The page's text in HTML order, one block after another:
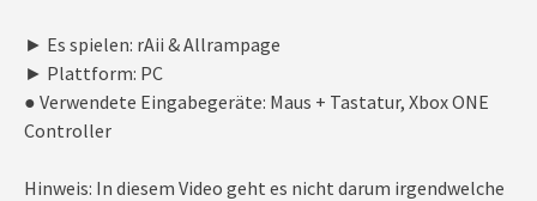
► Es spielen: rAii & Allrampage
► Plattform: PC
● Verwendete Eingabegeräte: Maus + Tastatur, Xbox ONE
Controller
Hinweis: In diesem Video geht es nicht darum irgendwelche